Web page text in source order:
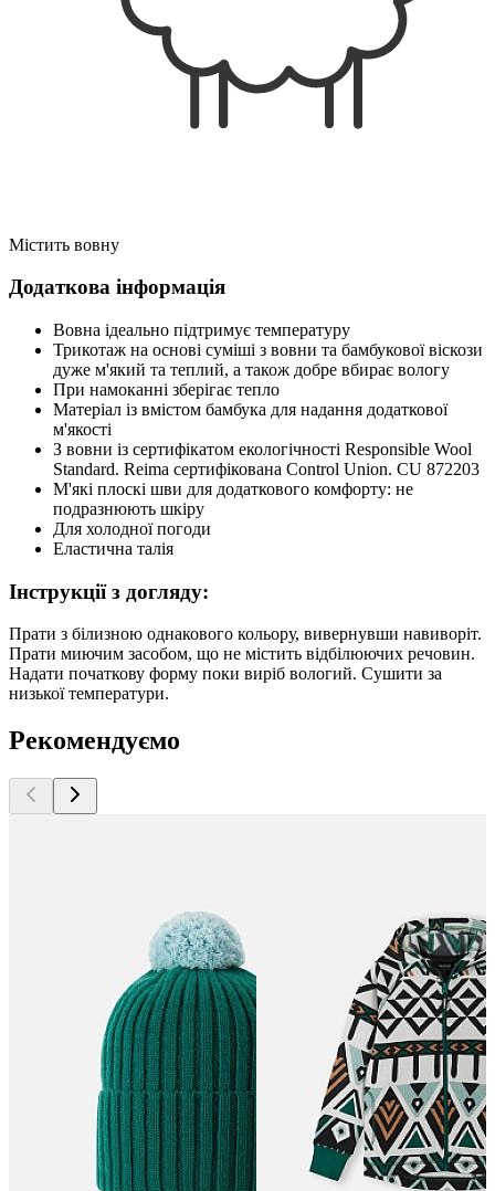
Містить вовну
Додаткова інформація
Вовна ідеально підтримує температуру
Трикотаж на основі суміші з вовни та бамбукової віскози
дуже м'який та теплий, а також добре вбирає вологу
При намоканні зберігає тепло
Матеріал із вмістом бамбука для надання додаткової
м'якості
З вовни із сертифікатом екологічності Responsible Wool
Standard. Reima сертифікована Control Union. CU 872203
М'які плоскі шви для додаткового комфорту: не
подразнюють шкіру
Для холодної погоди
Еластична талія
Інструкції з догляду:
Прати з білизною однакового кольору, вивернувши навиворіт.
Прати миючим засобом, що не містить відбілюючих речовин.
Надати початкову форму поки виріб вологий. Сушити за
низької температури.
Рекомендуємо